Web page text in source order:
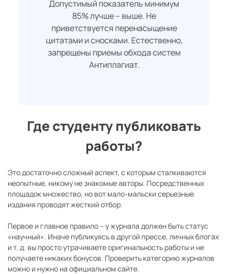
Допустимый показатель минимум
85% лучше – выше. Не
приветствуется перенасыщение
цитатами и сносками. Естественно,
запрещены приемы обхода систем
Антиплагиат.
Где студенту публиковать
работы?
Это достаточно сложный аспект, с которым сталкиваются
неопытные, никому не знакомые авторы. Посредственных
площадок множество, но вот мало-мальски серьезные
издания проводят жесткий отбор.
Первое и главное правило – у журнала должен быть статус
«научный». Иначе публикуясь в другой прессе, личных блогах
и т. д. вы просто утрачиваете оригинальность работы и не
получаете никаких бонусов. Проверить категорию журналов
можно и нужно на официальном сайте.